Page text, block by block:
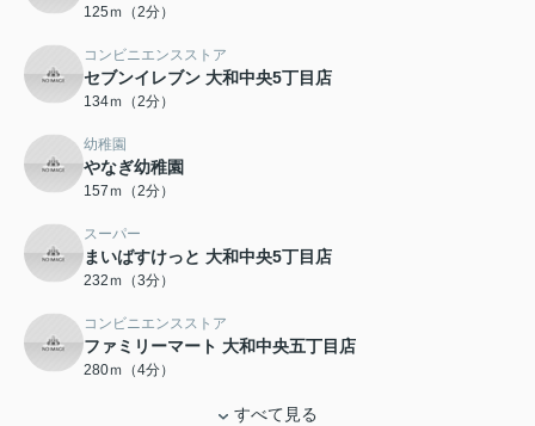
125ｍ（2分）
コンビニエンスストア
セブンイレブン 大和中央5丁目店
134ｍ（2分）
幼稚園
やなぎ幼稚園
157ｍ（2分）
スーパー
まいばすけっと 大和中央5丁目店
232ｍ（3分）
コンビニエンスストア
ファミリーマート 大和中央五丁目店
280ｍ（4分）
すべて見る